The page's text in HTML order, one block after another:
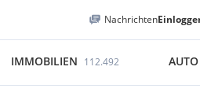
Nachrichten
IMMOBILIEN 112.492